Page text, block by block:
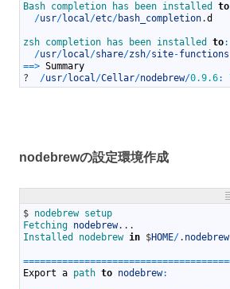
Bash completion has been installed to
/usr/local/etc/bash_completion.d
zsh completion has been installed to:
/usr/local/share/zsh/site-functions
==> Summary
?
/usr/local/Cellar/nodebrew/0.9.6:
nodebrewの設定環境作成
$ nodebrew setup
Fetching nodebrew. . .
Installed nodebrew in $HOME/. nodebrew
====================================
Export a path to nodebrew: